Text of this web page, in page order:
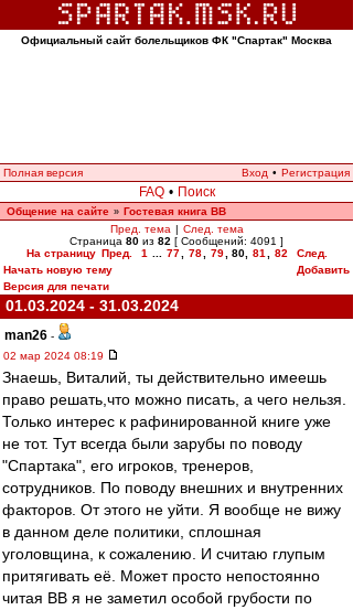
Официальный сайт болельщиков ФК "Спартак" Москва
Полная версия Вход • Регистрация
FAQ • Поиск
Общение на сайте » Гостевая книга ВВ
Пред. тема | След. тема
Страница 80 из 82 [ Сообщений: 4091 ]
На страницу Пред. 1 77 78 79 80, 81 82
След.
Начать новую тему
Добавить
Версия для печати
01.03.2024 - 31.03.2024
man26 -
02 мар 2024 08:19
Знаешь, Виталий, ты действительно имеешь
право решать,что можно писать, а чего нельзя.
Только интерес к рафинированной книге уже
не тот. Тут всегда были зарубы по поводу
"Спартака", его игроков, тренеров,
сотрудников. По поводу внешних и внутренних
факторов. От этого не уйти. Я вообще не вижу
в данном деле политики, сплошная
уголовщина, к сожалению. И считаю глупым
притягивать её. Может просто непостоянно
читая ВВ я не заметил особой грубости по